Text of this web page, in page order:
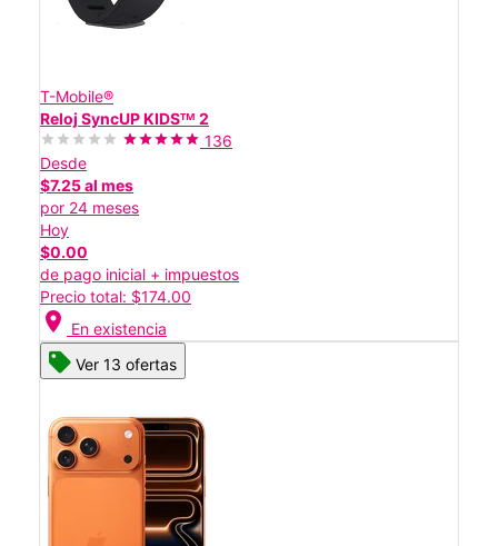
T-Mobile®
Reloj SyncUP KIDSᵀᴹ 2
136
Desde
$7.25 al mes
por 24 meses
Hoy
$0.00
de pago inicial + impuestos
Precio total: $174.00
location_on En existencia
Ver 13 ofertas